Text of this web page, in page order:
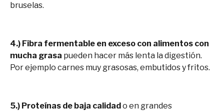
bruselas.
4.) Fibra fermentable en exceso con alimentos con
mucha grasa pueden hacer más lenta la digestión.
Por ejemplo carnes muy grasosas, embutidos y fritos.
5.) Proteínas de baja calidado en grandes